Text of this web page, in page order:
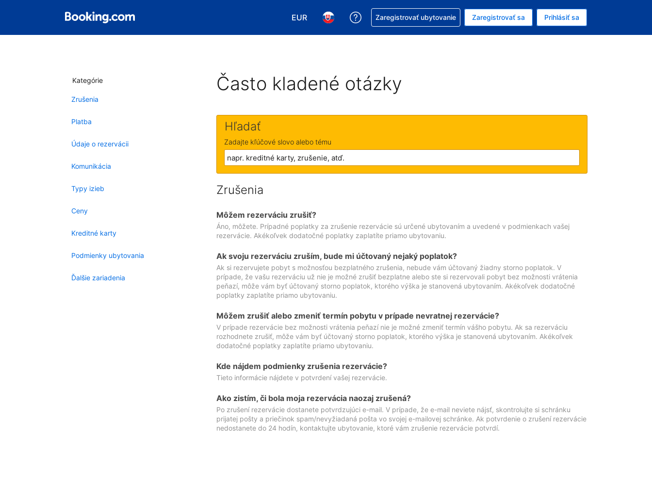
EUR
Vybrať menu. Momentálne máte zvolenú menu EUR
Vybrať jazyk. Momentálne máte zvolený jazyk V slovenčine
Získajte pomoc s rezerváciou
Zaregistrovať ubytovanie Zaregistrovať sa Prihlásiť sa
Kategórie
Zrušenia
Platba
Údaje o rezervácii
Komunikácia
Typy izieb
Ceny
Kreditné karty
Podmienky ubytovania
Ďalšie zariadenia
Často kladené otázky
Hľadať
Zadajte kľúčové slovo alebo tému
Zrušenia
Môžem rezerváciu zrušiť?
Áno, môžete. Prípadné poplatky za zrušenie rezervácie sú určené ubytovaním a uvedené v podmienkach vašej
rezervácie. Akékoľvek dodatočné poplatky zaplatíte priamo ubytovaniu.
Ak svoju rezerváciu zruším, bude mi účtovaný nejaký poplatok?
Ak si rezervujete pobyt s možnosťou bezplatného zrušenia, nebude vám účtovaný žiadny storno poplatok. V
prípade, že vašu rezerváciu už nie je možné zrušiť bezplatne alebo ste si rezervovali pobyt bez možnosti vrátenia
peňazí, môže vám byť účtovaný storno poplatok, ktorého výška je stanovená ubytovaním. Akékoľvek dodatočné
poplatky zaplatíte priamo ubytovaniu.
Môžem zrušiť alebo zmeniť termín pobytu v prípade nevratnej rezervácie?
V prípade rezervácie bez možnosti vrátenia peňazí nie je možné zmeniť termín vášho pobytu. Ak sa rezerváciu
rozhodnete zrušiť, môže vám byť účtovaný storno poplatok, ktorého výška je stanovená ubytovaním. Akékoľvek
dodatočné poplatky zaplatíte priamo ubytovaniu.
Kde nájdem podmienky zrušenia rezervácie?
Tieto informácie nájdete v potvrdení vašej rezervácie.
Ako zistím, či bola moja rezervácia naozaj zrušená?
Po zrušení rezervácie dostanete potvrdzujúci e-mail. V prípade, že e-mail neviete nájsť, skontrolujte si schránku
prijatej pošty a priečinok spam/nevyžiadaná pošta vo svojej e-mailovej schránke. Ak potvrdenie o zrušení rezervácie
nedostanete do 24 hodín, kontaktujte ubytovanie, ktoré vám zrušenie rezervácie potvrdí.